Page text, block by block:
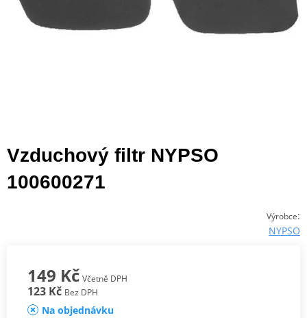
Vzduchový filtr NYPSO
100600271
Výrobce:
NYPSO
149 Kč Včetně DPH
123 Kč Bez DPH
Na objednávku